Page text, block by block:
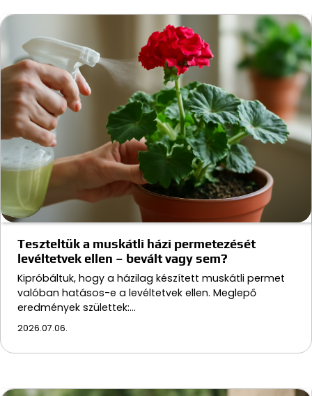
Teszteltük a muskátli házi permetezését
levéltetvek ellen – bevált vagy sem?
Kipróbáltuk, hogy a házilag készített muskátli permet
valóban hatásos-e a levéltetvek ellen. Meglepő
eredmények születtek:…
2026.07.06.